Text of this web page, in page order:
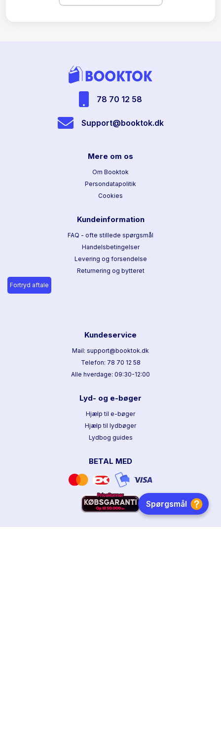
78 70 12 58
Support@booktok.dk
Mere om os
Om Booktok
Persondatapolitik
Cookies
Kundeinformation
FAQ - ofte stillede spørgsmål
Handelsbetingelser
Levering og forsendelse
Returnering og bytteret
Fortryd aftale
Kundeservice
Mail: support@booktok.dk
Telefon: 78 70 12 58
Alle hverdage: 09:30-12:00
Lyd- og e-bøger
Hjælp til e-bøger
Hjælp til lydbøger
Lydbog guides
BETAL MED